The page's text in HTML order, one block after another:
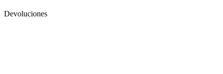
Devoluciones